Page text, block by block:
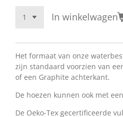
In winkelwagen
Het formaat van onze
zijn standaard voorzien van
of een Graphite achterkant.
De hoezen kunnen ook met
De Oeko-Tex gecertificeerde